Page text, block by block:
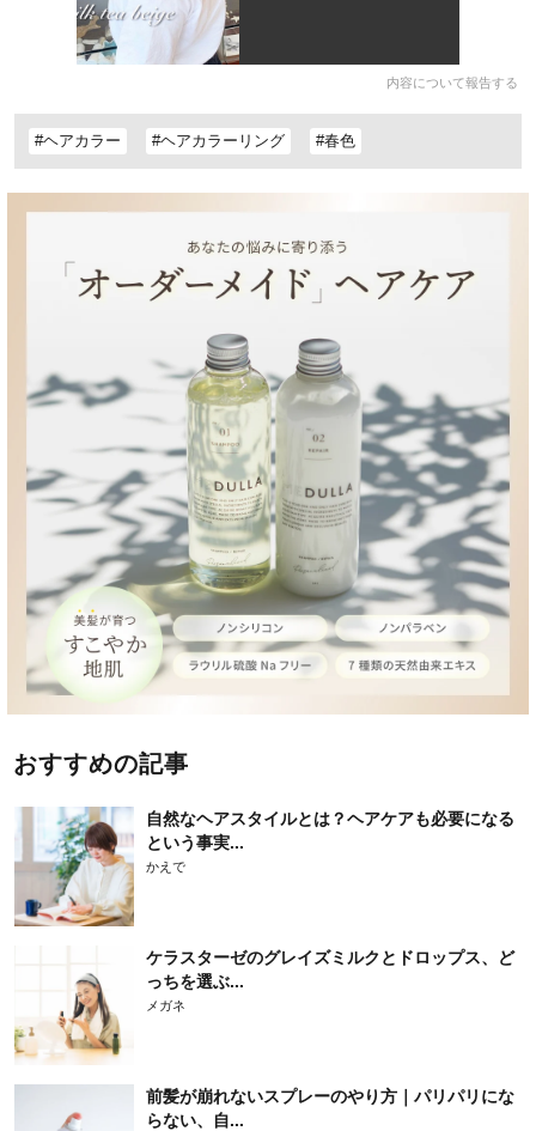
内容について報告する
#ヘアカラー #ヘアカラーリング #春色
おすすめの記事
自然なヘアスタイルとは？ヘアケアも必要になる
という事実...
かえで
ケラスターゼのグレイズミルクとドロップス、ど
っちを選ぶ...
メガネ
前髪が崩れないスプレーのやり方｜パリパリにな
らない、自...